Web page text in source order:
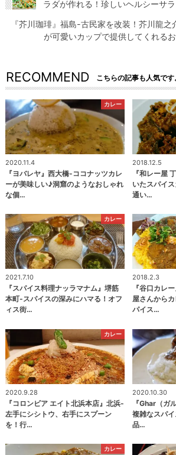
ラダが作れる！珍しいヘルシーサ
『芥川珈琲』福島-古民家を改装！芥川龍之
が可愛いカップで提供してくれる
RECOMMEND こちらの記事も人気です
カレー
2020.11.4
『ヨバレヤ』西大橋-ココナッツカレ
ーが美味しい♪洞窟のようなおしゃれ
な個…
2018.12.5
『和レー屋
いたスパイ
通い…
カレー
2021.7.10
『スパイス料理ナッラマナム』堺筋
本町-スパイスの深みにハマる！オフ
ィス街…
2018.2.3
『谷口カレ
屋さんから
パイス…
カレー
2020.9.28
『コロンビア エイト北浜本店』北浜-
左手にシシトウ、右手にスプーン
を！行…
2020.10.30
『Ghar（ガ
複雑なスパ
品…
カレー